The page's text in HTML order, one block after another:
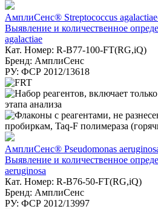
АмплиСенс® Streptococcus
Выявление и количественное
agalactiae
Кат. Номер: R-B77-100-FT(RG,iQ)
Бренд: АмплиСенс
РУ: ФСР 2012/13618
АмплиСенс® Pseudomonas
Выявление и количественное
aeruginosa
Кат. Номер: R-B76-50-FT(RG,iQ)
Бренд: АмплиСенс
РУ: ФСР 2012/13997